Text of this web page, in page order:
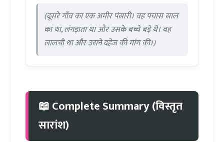
(दूसरे गाँव का एक अमीर पंसारी। वह पचास साल
का था, लंगड़ाता था और उसके बच्चे बड़े थे। वह
लालची था और उसने दहेज की मांग की।)
📖 Complete Summary (विस्तृत
सारांश)